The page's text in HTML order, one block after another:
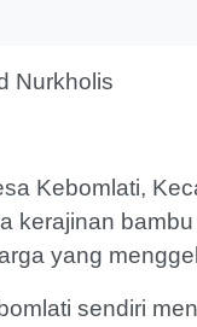
Nurkholis
Kebomlati,
kerajinan
yang
sendiri